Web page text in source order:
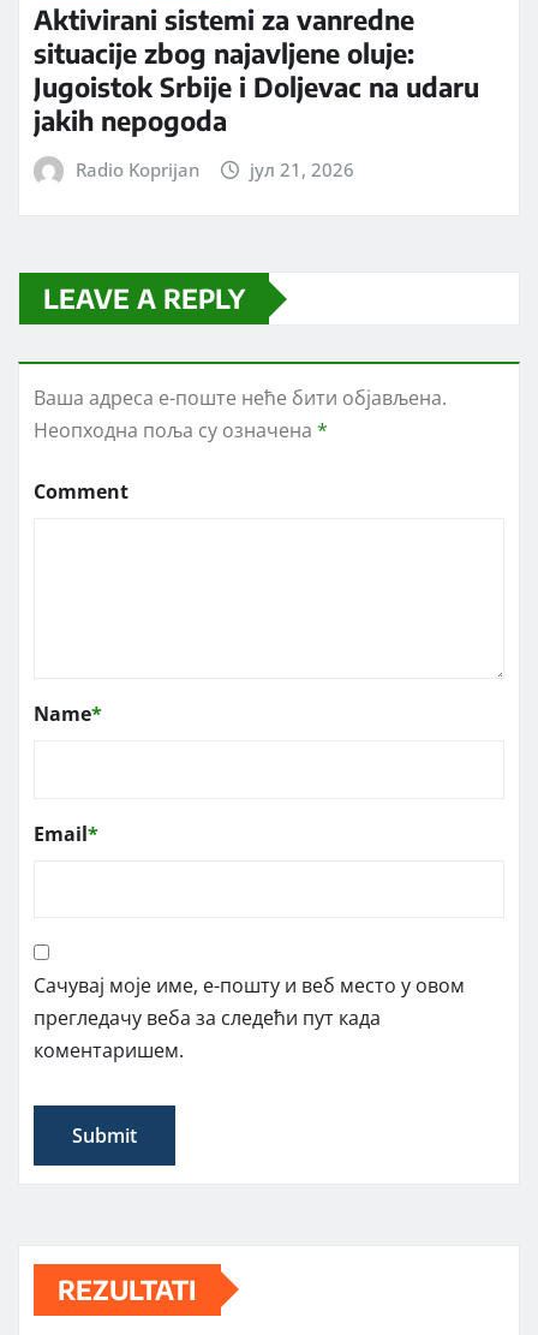
Aktivirani sistemi za vanredne
situacije zbog najavljene oluje:
Jugoistok Srbije i Doljevac na udaru
jakih nepogoda
Radio Koprijan јул 21, 2026
LEAVE A REPLY
Ваша адреса е-поште неће бити објављена.
Неопходна поља су означена *
Comment
Name*
Email*
Сачувај моје име, е-пошту и веб место у овом
прегледачу веба за следећи пут када
коментаришем.
REZULTATI